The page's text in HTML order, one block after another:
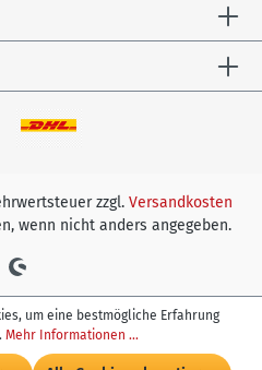
zzgl. Versandkosten
wenn nicht anders angegeben.
um eine bestmögliche Erfahrung
Mehr Informationen ...